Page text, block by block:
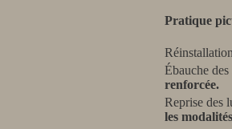
Pratique
Ébauche
renforcée.
Reprise des
les